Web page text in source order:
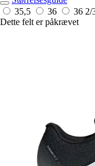
35,5
36 36 2/
Dette felt er påkrævet